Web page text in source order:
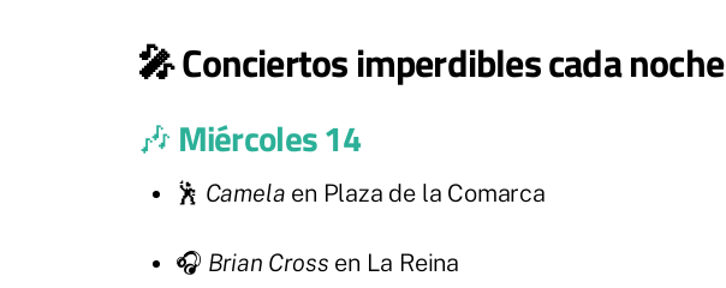
🎤Conciertos imperdibles cada noche
🎶 Miércoles 14
🕺 Camela en Plaza de la Comarca
🎧 Brian Cross en La Reina